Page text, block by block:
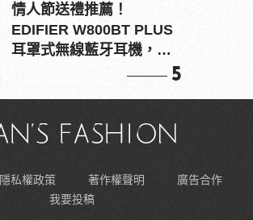
情人節送禮推薦！
EDIFIER W800BT PLUS
耳罩式無線藍牙耳機，在
5
隱私權政策 著作權聲明
廣告合作
我要投稿